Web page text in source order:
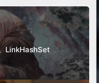
LinkHashSet